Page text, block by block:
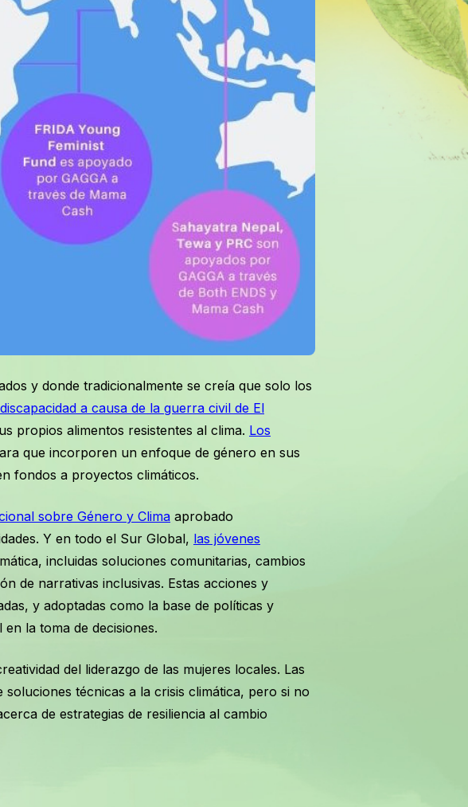
y donde tradicionalmente se creía que solo los
a causa de la guerra civil de El
propios alimentos resistentes al clima. Los
que incorporen un enfoque de género en sus
fondos a proyectos climáticos.
sobre Género y Clima aprobado
Y en todo el Sur Global, las jóvenes
incluidas soluciones comunitarias, cambios
de narrativas inclusivas. Estas acciones y
y adoptadas como la base de políticas y
la toma de decisiones.
del liderazgo de las mujeres locales. Las
técnicas a la crisis climática, pero si no
de estrategias de resiliencia al cambio